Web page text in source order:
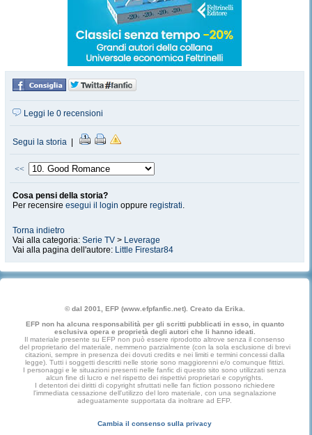
Leggi le 0 recensioni
Segui la storia
<<
Cosa pensi della storia?
Per recensire esegui il login oppure registrati.
Torna indietro
Vai alla categoria: Serie TV > Leverage
Vai alla pagina dell'autore: Little Firestar84
© dal 2001, EFP (www.efpfanfic.net). Creato da Erika.
EFP non ha alcuna responsabilità per gli scritti pubblicati in esso, in quanto
esclusiva opera e proprietà degli autori che li hanno ideati.
Il materiale presente su EFP non può essere riprodotto altrove senza il consenso
del proprietario del materiale, nemmeno parzialmente (con la sola esclusione di brevi
citazioni, sempre in presenza dei dovuti credits e nei limiti e termini concessi dalla
legge). Tutti i soggetti descritti nelle storie sono maggiorenni e/o comunque fittizi.
I personaggi e le situazioni presenti nelle fanfic di questo sito sono utilizzati senza
alcun fine di lucro e nel rispetto dei rispettivi proprietari e copyrights.
I detentori dei diritti di copyright sfruttati nelle fan fiction possono richiedere
l'immediata cessazione dell'utilizzo del loro materiale, con una segnalazione
adeguatamente supportata da inoltrare ad EFP.
Cambia il consenso sulla privacy